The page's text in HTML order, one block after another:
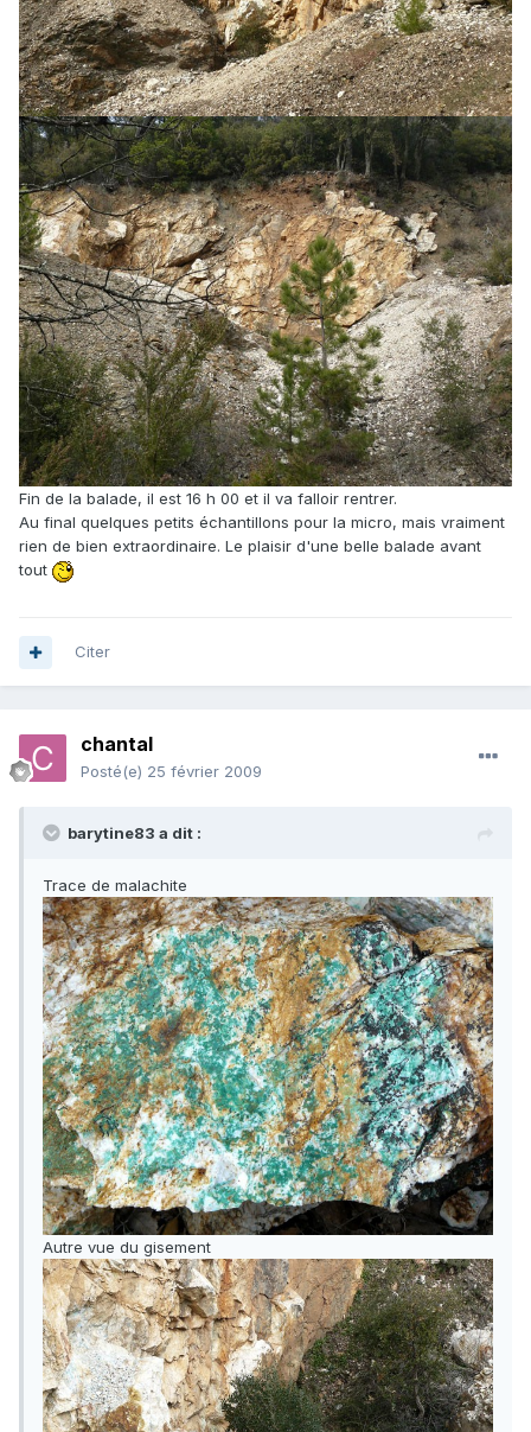
Fin de la balade, il est 16 h 00 et il va falloir rentrer.
Au final quelques petits échantillons pour la micro, mais vraiment
rien de bien extraordinaire. Le plaisir d'une belle balade avant
tout
Citer
chantal
Posté(e) 25 février 2009
barytine83 a dit :
Trace de malachite
Autre vue du gisement